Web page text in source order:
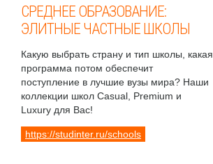
СРЕДНЕЕ ОБРАЗОВАНИЕ:
ЭЛИТНЫЕ ЧАСТНЫЕ ШКОЛЫ
Какую выбрать страну и тип школы, какая
программа потом обеспечит
поступление в лучшие вузы мира? Наши
коллекции школ Casual, Premium и
Luxury для Вас!
https://studinter.ru/schools